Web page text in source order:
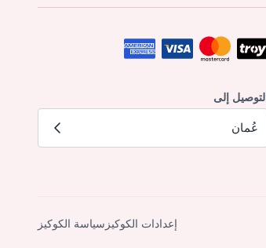
التوصيل إلى
عُمان
إعدادات الكوكيز سياسة الكوكيز